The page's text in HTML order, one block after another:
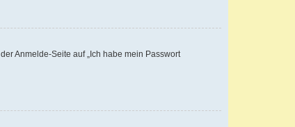
Anmelde-Seite auf „Ich habe mein Passwort